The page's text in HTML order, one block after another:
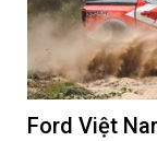
Ford Việt